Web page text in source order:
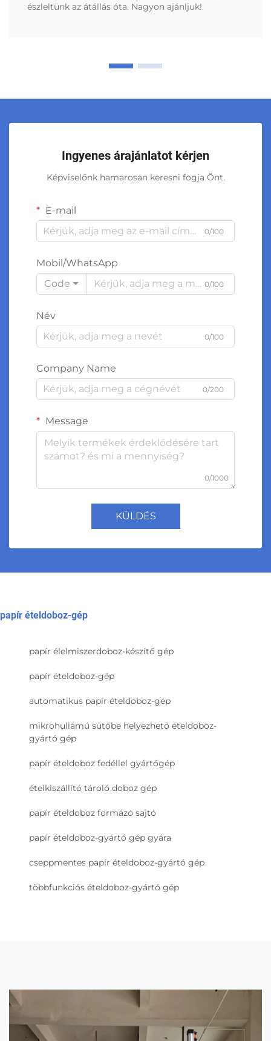
észleltünk az átállás óta. Nagyon ajánljuk!
Ingyenes árajánlatot kérjen
Képviselőnk hamarosan keresni fogja Önt.
E-mail
0/100
Mobil/WhatsApp
Code
0/100
Név
0/100
Company Name
0/200
Message
0/1000
KÜLDÉS
papír ételdoboz-gép
papír élelmiszerdoboz-készítő gép
papír ételdoboz-gép
automatikus papír ételdoboz-gép
mikrohullámú sütőbe helyezhető ételdoboz-
gyártó gép
papír ételdoboz fedéllel gyártógép
ételkiszállító tároló doboz gép
papír ételdoboz formázó sajtó
papír ételdoboz-gyártó gép gyára
cseppmentes papír ételdoboz-gyártó gép
többfunkciós ételdoboz-gyártó gép